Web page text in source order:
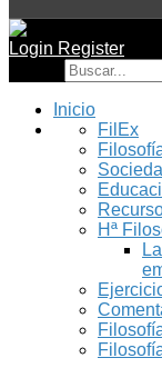
Login Register
Inicio
FilEx
Hª